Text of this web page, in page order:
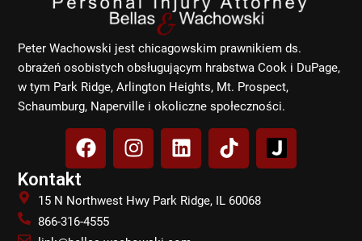
Peter Wachowski jest chicagowskim prawnikiem ds.
obrażeń osobistych obsługującym hrabstwa Cook i DuPage,
w tym Park Ridge, Arlington Heights, Mt. Prospect,
Schaumburg, Naperville i okoliczne społeczności.
F
a
c
e
b
I
n
s
t
L
i
n
k
T
i
k
t
Kontakt
15 N Northwest Hwy Park Ridge, IL 60068
866-316-4555